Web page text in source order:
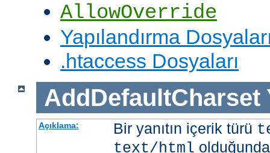
AllowOverride
Yapılandırma
.htaccess Dosyaları
AddDefaultCharset
Açıklama: Bir yanıtın içerik türü
text/html